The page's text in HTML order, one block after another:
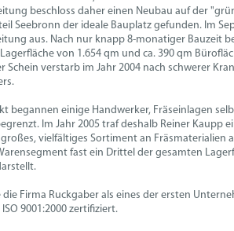
beschloss daher einen Neubau auf der
Seebronn der ideale Bauplatz gefunden. Im
aus. Nach nur knapp 8-monatiger Bauzeit
von 1.654 qm und ca. 390 qm
Schein verstarb im Jahr 2004 nach schwerer
begannen einige Handwerker, Fräseinlagen
Im Jahr 2005 traf deshalb Reiner Kaupp
vielfältiges Sortiment an Fräsmaterialien
fast ein Drittel der gesamten
die Firma Ruckgaber als eines der ersten
9001:2000 zertifiziert.